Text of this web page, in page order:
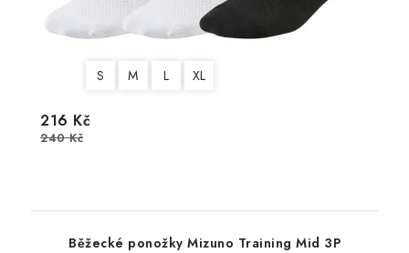
S M L XL
216 Kč
240 Kč
Běžecké ponožky Mizuno Training Mid 3P